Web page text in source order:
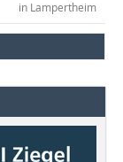
in Lampertheim